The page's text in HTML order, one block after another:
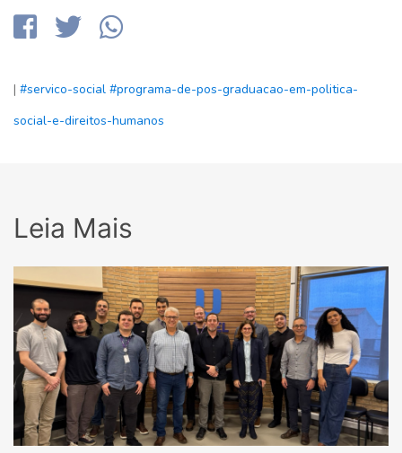
| #servico-social #programa-de-pos-graduacao-em-politica-
social-e-direitos-humanos
Leia Mais